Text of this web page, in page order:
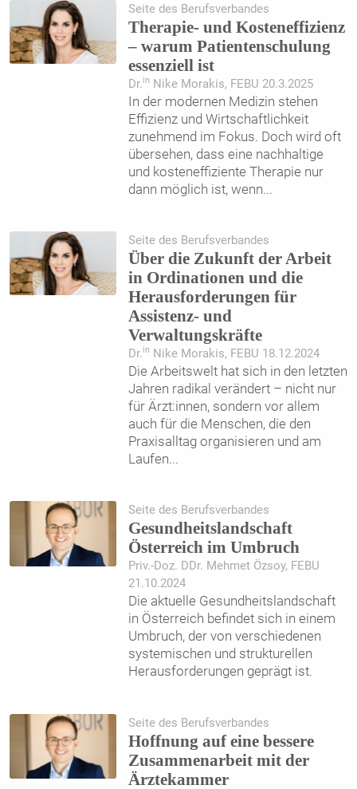
Seite des Berufsverbandes
Therapie- und Kosteneffizienz
– warum Patientenschulung
essenziell ist
Dr.inNike Morakis, FEBU 20.3.2025
In der modernen Medizin stehen
Effizienz und Wirtschaftlichkeit
zunehmend im Fokus. Doch wird oft
übersehen, dass eine nachhaltige
und kosteneffiziente Therapie nur
dann möglich ist, wenn...
Seite des Berufsverbandes
Über die Zukunft der Arbeit
in Ordinationen und die
Herausforderungen für
Assistenz- und
Verwaltungskräfte
Dr.inNike Morakis, FEBU 18.12.2024
Die Arbeitswelt hat sich in den letzten
Jahren radikal verändert – nicht nur
für Ärzt:innen, sondern vor allem
auch für die Menschen, die den
Praxisalltag organisieren und am
Laufen...
Seite des Berufsverbandes
Gesundheitslandschaft
Österreich im Umbruch
Priv.-Doz. DDr. Mehmet Özsoy, FEBU
21.10.2024
Die aktuelle Gesundheitslandschaft
in Österreich befindet sich in einem
Umbruch, der von verschiedenen
systemischen und strukturellen
Herausforderungen geprägt ist.
Seite des Berufsverbandes
Hoffnung auf eine bessere
Zusammenarbeit mit der
Ärztekammer